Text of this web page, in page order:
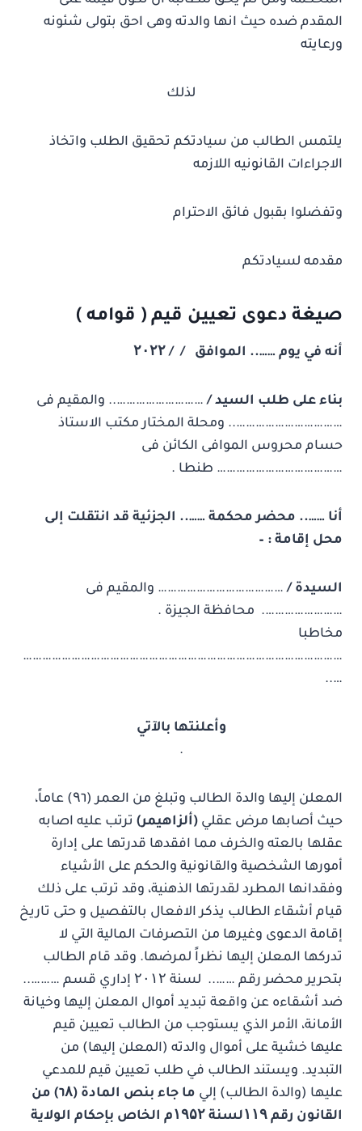
المقدم ضده حيث انها والدته وهى احق بتولى شئونه
ورعايته
لذلك
يلتمس الطالب من سيادتكم تحقيق الطلب واتخاذ
الاجراءات القانونيه اللازمه
وتفضلوا بقبول فائق الاحترام
مقدمه لسيادتكم
صيغة دعوى تعيين قيم ( قوامه )
أنه في يوم …….. الموافق / / ۲۰۲۲
بناء على طلب السيد /……………………….. والمقيم فى
…………………………….. ومحلة المختار مكتب الاستاذ
حسام محروس الموافى الكائن فى
………………………………… طنطا .
أنا …….. محضر محكمة …….. الجزئية قد انتقلت إلى
محل إقامة : –
السيدة /………………………………… والمقيم فى
……………………. محافظة الجيزة .
مخاطبا
………………………………………………………………………………………
…..
وأعلنتها بالآتي
.
المعلن إليها والدة الطالب وتبلغ من العمر (۹٦) عاماً،
حيث أصابها مرض عقلي (ألزاهيمر) ترتب عليه اصابه
عقلها بالعته والخرف مما افقدها قدرتها على إدارة
أمورها الشخصية والقانونية والحكم على الأشياء
وفقدانها المطرد لقدرتها الذهنية، وقد ترتب على ذلك
قيام أشقاء الطالب يذكر الافعال بالتفصيل و حتى تاريخ
إقامة الدعوى وغيرها من التصرفات المالية التي لا
تدركها المعلن إليها نظراً لمرضها. وقد قام الطالب
بتحرير محضر رقم …….. لسنة ۲۰۱۲ إداري قسم ………..
ضد أشقاءه عن واقعة تبديد أموال المعلن إليها وخيانة
الأمانة، الأمر الذي يستوجب من الطالب تعيين قيم
عليها خشية على أموال والدته (المعلن إليها) من
التبديد. ويستند الطالب في طلب تعيين قيم للمدعي
عليها (والدة الطالب) إلي
ما جاء بنص المادة (٦۸) من
القانون رقم ۱۱۹لسنة ۱۹۵۲م الخاص بإحكام الولاية